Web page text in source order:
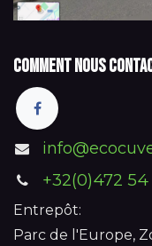
Comment nous
+32(0)472 54
Entrepôt:
Parc de l'Europe,